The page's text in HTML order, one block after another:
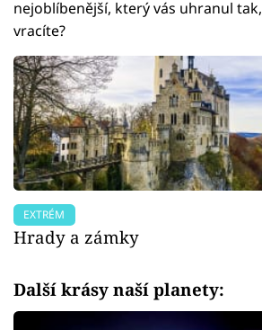
nejoblíbenější, který vás uhranul
vracíte?
EXTRÉM
Hrady a zámky
Další krásy naší planety: